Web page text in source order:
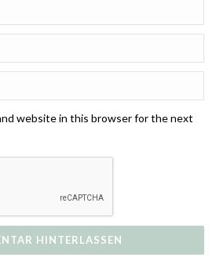
website in this browser for the next